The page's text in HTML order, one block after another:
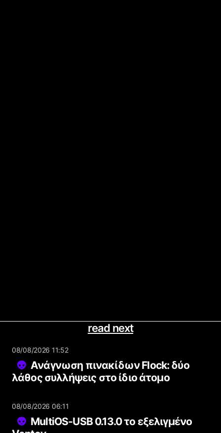
read next
08/08/2026 11:52
Ανάγνωση πινακίδων Flock: δύο
λάθος συλλήψεις στο ίδιο άτομο
08/08/2026 06:11
MultiOS-USB 0.13.0 το εξελιγμένο